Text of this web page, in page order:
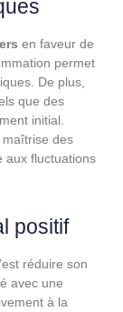
en faveur de
permet
De plus,
que des
initial.
des
aux fluctuations
positif
réduire son
avec une
à la